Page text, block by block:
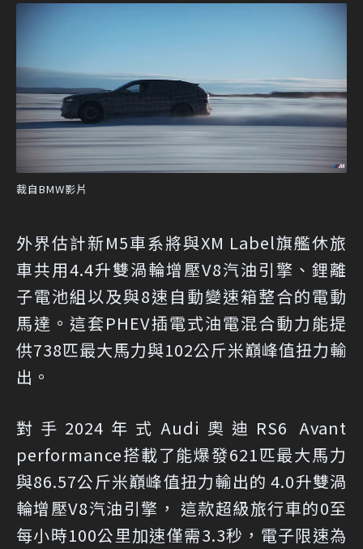
裁自BMW影片
外界估計新M5車系將與XM Label旗艦休旅
車共用4.4升雙渦輪增壓V8汽油引擎、鋰離
子電池組以及與8速自動變速箱整合的電動
馬達。這套PHEV插電式油電混合動力能提
供738匹最大馬力與102公斤米巔峰值扭力輸
出。
對手2024年式Audi奧迪RS6 Avant
performance搭載了能爆發621匹最大馬力
與86.57公斤米巔峰值扭力輸出的 4.0升雙渦
輪增壓V8汽油引擎， 這款超級旅行車的0至
每小時100公里加速僅需3.3秒，電子限速為